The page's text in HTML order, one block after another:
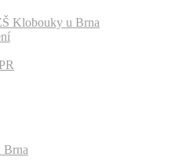
Klobouky u Brna
Brna